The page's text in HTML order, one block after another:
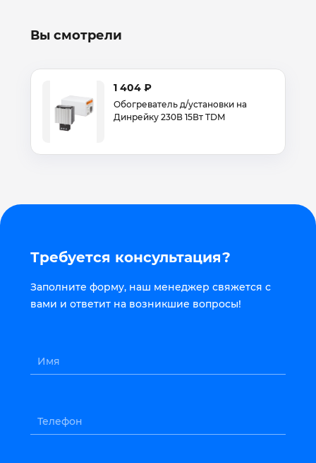
Вы смотрели
1 404 ₽
Обогреватель д/установки на
Динрейку 230В 15Вт TDM
Требуется консультация?
Заполните форму, наш менеджер свяжется с
вами и ответит на возникшие вопросы!
Имя
Телефон